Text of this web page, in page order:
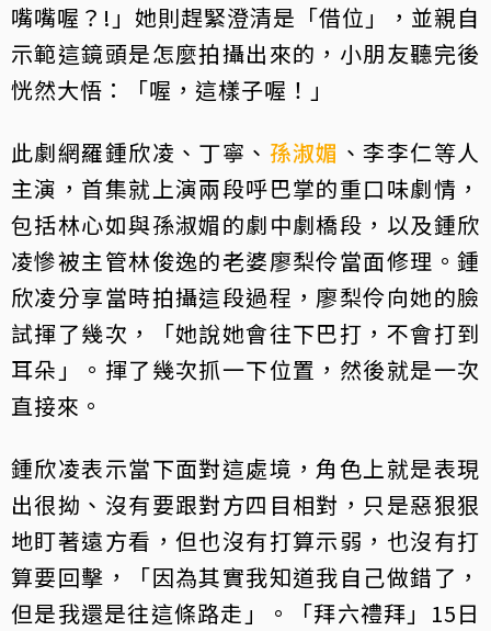
嘴嘴喔？!」她則趕緊澄清是「借位」，並親自
示範這鏡頭是怎麼拍攝出來的，小朋友聽完後
恍然大悟：「喔，這樣子喔！」
此劇網羅鍾欣凌、丁寧、 孫淑媚 、李李仁等人
主演，首集就上演兩段呼巴掌的重口味劇情，
包括林心如與孫淑媚的劇中劇橋段，以及鍾欣
凌慘被主管林俊逸的老婆廖梨伶當面修理。鍾
欣凌分享當時拍攝這段過程，廖梨伶向她的臉
試揮了幾次，「她說她會往下巴打，不會打到
耳朵」。揮了幾次抓一下位置，然後就是一次
直接來。
鍾欣凌表示當下面對這處境，角色上就是表現
出很拗、沒有要跟對方四目相對，只是惡狠狠
地盯著遠方看，但也沒有打算示弱，也沒有打
算要回擊，「因為其實我知道我自己做錯了，
但是我還是往這條路走」。「拜六禮拜」15日